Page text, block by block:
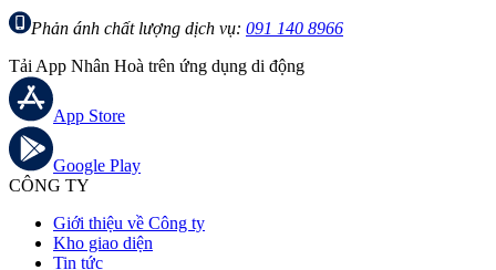
Phản ánh chất lượng dịch vụ: 091 140 8966
Tải App Nhân Hoà trên ứng dụng di động
App Store
Google Play
CÔNG TY
Giới thiệu về Công ty
Kho giao diện
Tin tức